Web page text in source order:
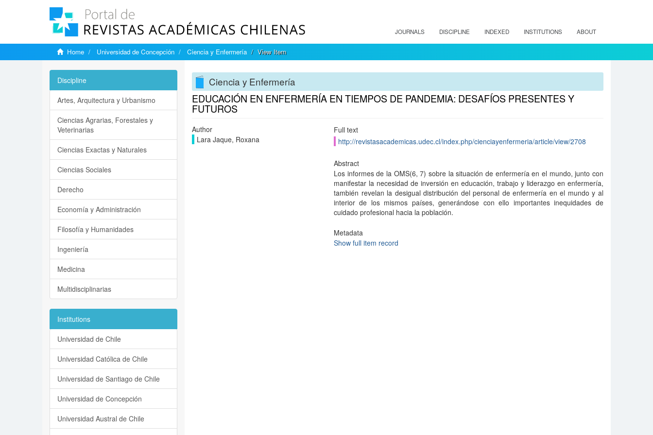
JOURNALS DISCIPLINE INDEXED INSTITUTIONS ABOUT
Home Universidad de Concepción Ciencia y Enfermería View Item
Ciencia y Enfermería
EDUCACIÓN EN ENFERMERÍA EN TIEMPOS DE PANDEMIA: DESAFÍOS PRESENTES Y
FUTUROS
Author
Lara Jaque, Roxana
Full text
http://revistasacademicas.udec.cl/index.php/cienciayenfermeria/article/view/2708
Abstract
Los informes de la OMS(6, 7) sobre la situación de enfermería en el mundo, junto con
manifestar la necesidad de inversión en educación, trabajo y liderazgo en enfermería,
también revelan la desigual distribución del personal de enfermería en el mundo y al
interior de los mismos países, generándose con ello importantes inequidades de
cuidado profesional hacia la población.
Metadata
Show full item record
Discipline
Artes, Arquitectura y Urbanismo
Ciencias Agrarias, Forestales y
Veterinarias
Ciencias Exactas y Naturales
Ciencias Sociales
Derecho
Economía y Administración
Filosofía y Humanidades
Ingeniería
Medicina
Multidisciplinarias
Institutions
Universidad de Chile
Universidad Católica de Chile
Universidad de Santiago de Chile
Universidad de Concepción
Universidad Austral de Chile